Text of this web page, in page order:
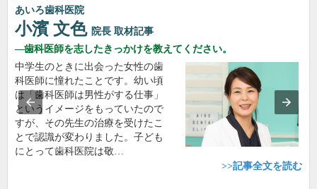
あいろ歯科医院
小濱 文色 院長 取材記事
歯科医師を志したきっかけを教えてください。
中学生のときに出会った女性の歯
科医師に憧れたことです。幼い頃
は「歯科医師は男性がする仕事」
というイメージをもっていたので
すが、その先生の治療を受けたこ
とで認識が変わりました。子ども
にとって歯科医院は敬…
>>記事全文を読む